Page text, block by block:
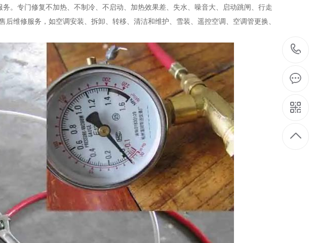
。专门修复不加热、不制冷、不启动、加热效果差、失水、噪音大、启动跳闸、行走
维修服务，如空调安装、拆卸、转移、清洁和维护、雪装、遥控空调、空调管更换、